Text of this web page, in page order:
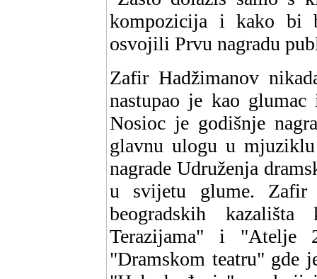
kompozicija i kako bi
osvojili Prvu nagradu
Zafir Hadžimanov
nastupao je kao
Nosioc je godišnje
glavnu ulogu u
nagrade Udruženja
u svijetu glume. Zafir
beogradskih
Terazijama" i "Atelje
"Dramskom teatru" gde